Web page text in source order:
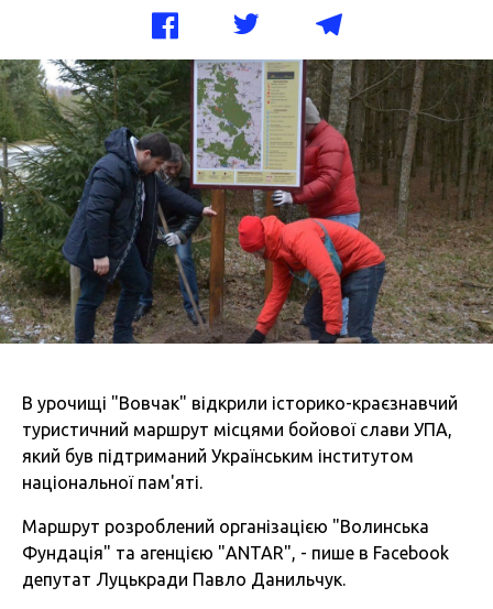
В урочищі "Вовчак" відкрили історико-краєзнавчий
туристичний маршрут місцями бойової слави УПА,
який був підтриманий Українським інститутом
національної пам'яті.
Маршрут розроблений організацією "Волинська
Фундація" та агенцією "ANTAR", - пише в Facebook
депутат Луцькради Павло Данильчук.